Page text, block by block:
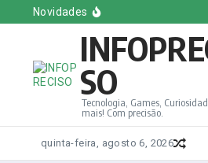
Ir para o conteúdo
Novidades
Conheça o Novo
Melhores Sites e
Melhores sites e
Saiba tudo sobre a
SO
Tecnologia, Games,
mais! Com precisão.
quinta-feira, agosto 6, 2026